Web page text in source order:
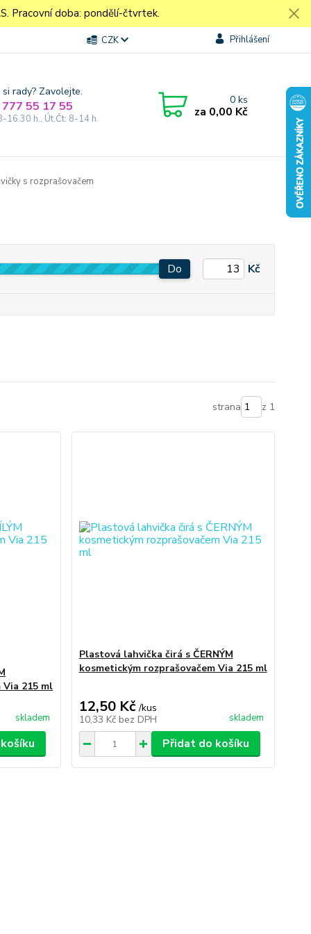
Pracovní doba: pondělí-čtvrtek.
CZK Přihlášení
rady? Zavolejte.
55 17 55
16.30 h., Út,Čt: 8-14 h.
0ks
za 0,00 Kč
s rozprašovačem
Do Kč
strana z 1
Via 215 ml
skladem
Plastová lahvička čirá s ČERNÝM
kosmetickým rozprašovačem Via 215 ml
12,50 Kč /kus
10,33 Kč bez DPH skladem
Přidat do košíku